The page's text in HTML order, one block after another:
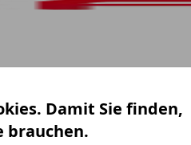
Damit Sie finden,
brauchen.